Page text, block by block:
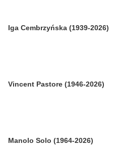
Iga Cembrzyńska (1939-2026)
Vincent Pastore (1946-2026)
Manolo Solo (1964-2026)